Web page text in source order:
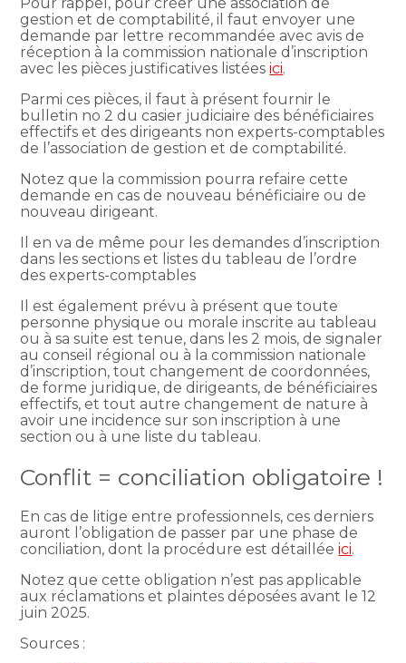
gestion et de comptabilité, il faut envoyer une
demande par lettre recommandée avec avis de
réception à la commission nationale d’inscription
avec les pièces justificatives listéesici.
Parmi ces pièces, il faut à présent fournir le
bulletin no 2 du casier judiciaire des bénéficiaires
effectifs et des dirigeants non experts-comptables
de l’association de gestion et de comptabilité.
Notez que la commission pourra refaire cette
demande en cas de nouveau bénéficiaire ou de
nouveau dirigeant.
Il en va de même pour les demandes d’inscription
dans les sections et listes du tableau de l’ordre
des experts-comptables
Il est également prévu à présent que toute
personne physique ou morale inscrite au tableau
ou à sa suite est tenue, dans les 2 mois, de signaler
au conseil régional ou à la commission nationale
d’inscription, tout changement de coordonnées,
de forme juridique, de dirigeants, de bénéficiaires
effectifs, et tout autre changement de nature à
avoir une incidence sur son inscription à une
section ou à une liste du tableau.
Conflit = conciliation obligatoire !
En cas de litige entre professionnels, ces derniers
auront l’obligation de passer par une phase de
conciliation, dont la procédure est détailléeici.
Notez que cette obligation n’est pas applicable
aux réclamations et plaintes déposées avant le 12
juin 2025.
Sources :